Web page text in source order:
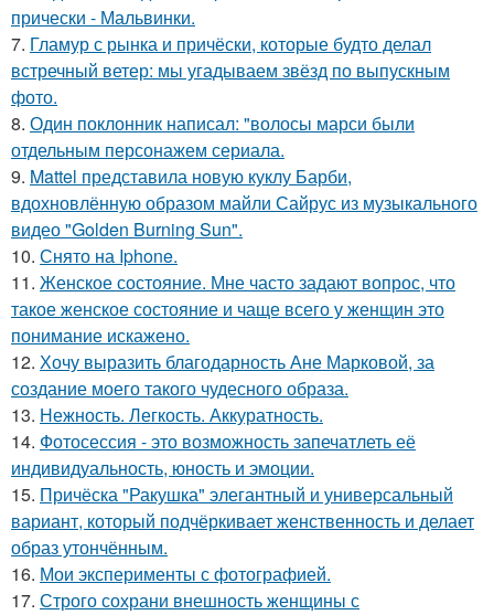
прически - Мальвинки.
7. Гламур с рынка и причёски, которые будто делал
встречный ветер: мы угадываем звёзд по выпускным
фото.
8. Один поклонник написал: "волосы марси были
отдельным персонажем сериала.
9. Mattel представила новую куклу Барби,
вдохновлённую образом майли Сайрус из музыкального
видео "Golden Burning Sun".
10. Снято на Iphone.
11. Женское состояние. Мне часто задают вопрос, что
такое женское состояние и чаще всего у женщин это
понимание искажено.
12. Хочу выразить благодарность Ане Марковой, за
создание моего такого чудесного образа.
13. Нежность. Легкость. Аккуратность.
14. Фотосессия - это возможность запечатлеть её
индивидуальность, юность и эмоции.
15. Причёска "Ракушка" элегантный и универсальный
вариант, который подчёркивает женственность и делает
образ утончённым.
16. Мои эксперименты с фотографией.
17. Строго сохрани внешность женщины с